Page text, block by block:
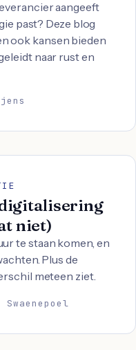
aangeeft
past? Deze blog
ook kansen bieden
naar rust en
niet)
te staan komen, en
Plus de
meteen ziet.